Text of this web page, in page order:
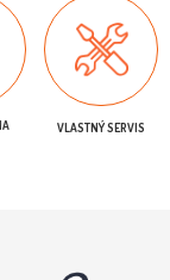
VLASTNÝ SERVIS